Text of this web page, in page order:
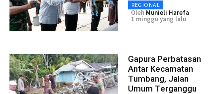
REGIONAL
Oleh Munieli Harefa
1 minggu yang lalu
Gapura Perbatasan
Antar Kecamatan
Tumbang, Jalan
Umum Terganggu